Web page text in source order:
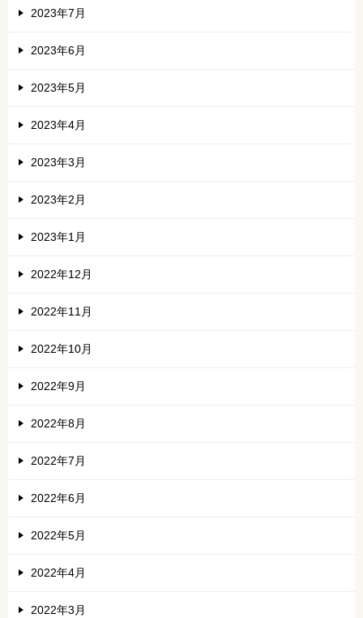
2023年7月
2023年6月
2023年5月
2023年4月
2023年3月
2023年2月
2023年1月
2022年12月
2022年11月
2022年10月
2022年9月
2022年8月
2022年7月
2022年6月
2022年5月
2022年4月
2022年3月